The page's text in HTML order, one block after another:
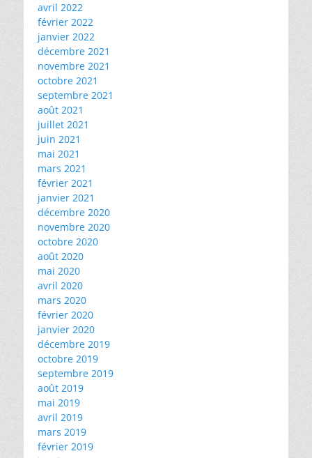
avril 2022
février 2022
janvier 2022
décembre 2021
novembre 2021
octobre 2021
septembre 2021
août 2021
juillet 2021
juin 2021
mai 2021
mars 2021
février 2021
janvier 2021
décembre 2020
novembre 2020
octobre 2020
août 2020
mai 2020
avril 2020
mars 2020
février 2020
janvier 2020
décembre 2019
octobre 2019
septembre 2019
août 2019
mai 2019
avril 2019
mars 2019
février 2019